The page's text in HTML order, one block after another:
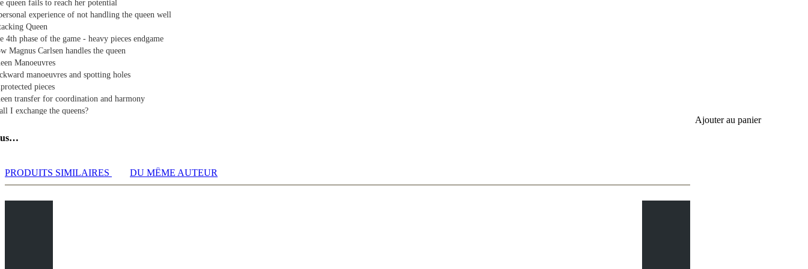
queen fails to reach her potential
experience of not handling the queen well
Queen
4th phase of the game - heavy pieces endgame
Magnus Carlsen handles the queen
Manoeuvres
manoeuvres and spotting holes
pieces
transfer for coordination and harmony
I exchange the queens?
set of examples
+ Knight = Soulmates II
+ Bishop battery
Ajouter au panier
PRODUITS SIMILAIRES DU MÊME AUTEUR